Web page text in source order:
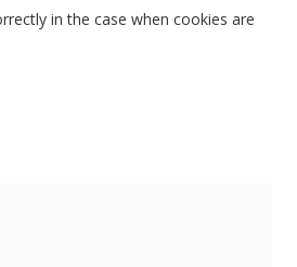
in the case when cookies are